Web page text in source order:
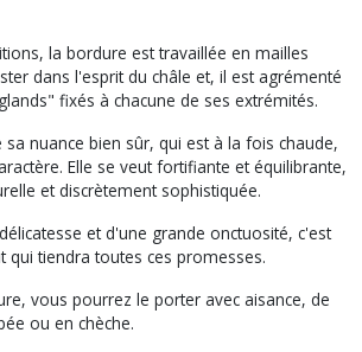
la bordure est travaillée en mailles
dans l'esprit du châle et, il est agrémenté
fixés à chacune de ses extrémités.
nuance bien sûr, qui est à la fois chaude,
Elle se veut fortifiante et équilibrante,
et discrètement sophistiquée.
et d'une grande onctuosité, c'est
qui tiendra toutes ces promesses.
vous pourrez le porter avec aisance, de
ou en chèche.